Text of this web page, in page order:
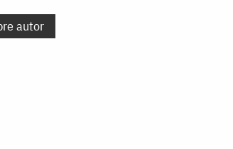
autor